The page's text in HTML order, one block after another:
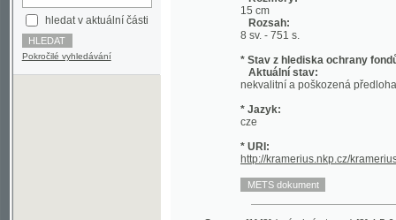
Pokročilé vyhledávání * Stav z hlediska ochrany fondů:
Aktuální stav:
nekvalitní a poškozená předloha;
* Jazyk:
* URI:
[2] (prázdná strana) [3] 4 5 6 7 8 9 10
78 79 80 81 82 83
111 112 113 114 115
139 140 141 142 143 144 145 146